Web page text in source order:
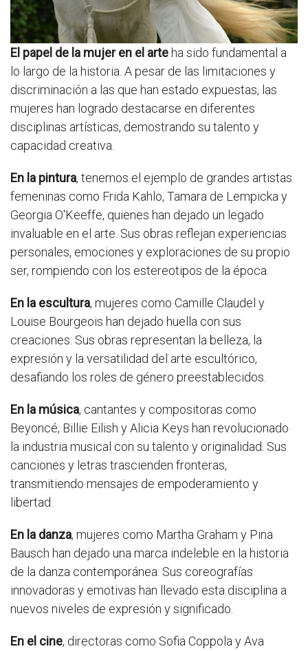
El papel de la mujer en el arte ha sido fundamental a
lo largo de la historia. A pesar de las limitaciones y
discriminación a las que han estado expuestas, las
mujeres han logrado destacarse en diferentes
disciplinas artísticas, demostrando su talento y
capacidad creativa.
En la pintura, tenemos el ejemplo de grandes artistas
femeninas como Frida Kahlo, Tamara de Lempicka y
Georgia O'Keeffe, quienes han dejado un legado
invaluable en el arte. Sus obras reflejan experiencias
personales, emociones y exploraciones de su propio
ser, rompiendo con los estereotipos de la época.
En la escultura, mujeres como Camille Claudel y
Louise Bourgeois han dejado huella con sus
creaciones. Sus obras representan la belleza, la
expresión y la versatilidad del arte escultórico,
desafiando los roles de género preestablecidos.
En la música, cantantes y compositoras como
Beyoncé, Billie Eilish y Alicia Keys han revolucionado
la industria musical con su talento y originalidad. Sus
canciones y letras trascienden fronteras,
transmitiendo mensajes de empoderamiento y
libertad.
En la danza, mujeres como Martha Graham y Pina
Bausch han dejado una marca indeleble en la historia
de la danza contemporánea. Sus coreografías
innovadoras y emotivas han llevado esta disciplina a
nuevos niveles de expresión y significado.
En el cine, directoras como Sofia Coppola y Ava